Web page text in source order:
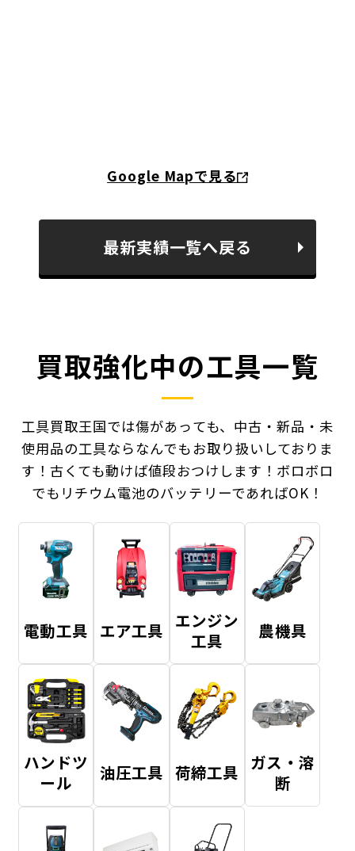
Google Mapで見る
最新実績一覧へ戻る
買取強化中の工具一覧
工具買取王国では傷があっても、中古・新品・未
使用品の工具ならなんでもお取り扱いしておりま
す！ 古くても動けば値段おつけします！ボロボロ
でもリチウム電池のバッテリーであればOK！
電動工具 エア工具 エンジン
工具
農機具
ハンドツ
ール
油圧工具 荷締工具 ガス・溶
断